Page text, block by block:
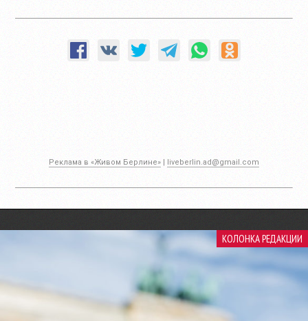
Реклама в «Живом Берлине» | liveberlin.ad@gmail.com
КОЛОНКА РЕДАКЦИИ